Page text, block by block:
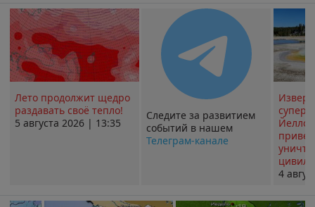
Лето продолжит щедро
раздавать своё тепло!
5 августа 2026 | 13:35
Следите за развитием
событий в нашем
Телеграм-канале
4